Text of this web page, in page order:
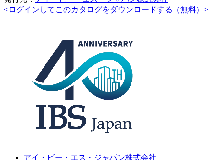
<ログインしてこのカタログをダウンロードする（無料）>
アイ・ビー・エス・ジャパン株式会社